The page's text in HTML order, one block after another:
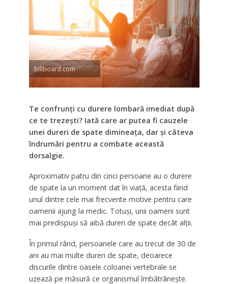
billboard.com
Te confrunți cu durere lombară imediat după
ce te trezești? Iată care ar putea fi cauzele
unei dureri de spate dimineața, dar și câteva
îndrumări pentru a combate această
dorsalgie.
Aproximativ patru din cinci persoane au o durere
de spate la un moment dat în viață, acesta fiind
unul dintre cele mai frecvente motive pentru care
oamenii ajung la medic. Totuși, unii oameni sunt
mai predispuși să aibă dureri de spate decât alții.
În primul rând, persoanele care au trecut de 30 de
ani au mai multe dureri de spate, deoarece
discurile dintre oasele coloanei vertebrale se
uzează pe măsură ce organismul îmbătrânește.